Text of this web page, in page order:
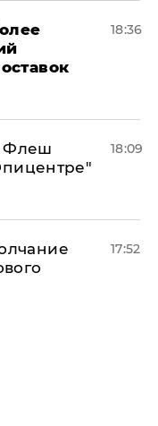
18:36
Флеш
18:09
17:52